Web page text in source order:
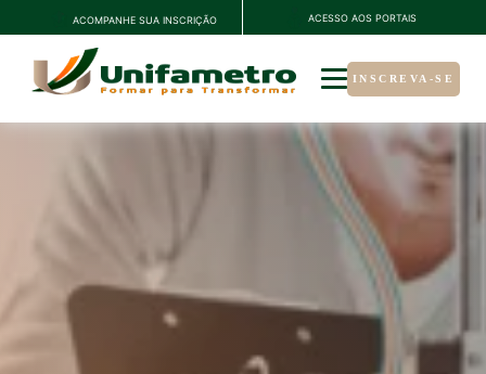
ACOMPANHE SUA INSCRIÇÃO ACESSO AOS PORTAIS
INSCREVA-SE